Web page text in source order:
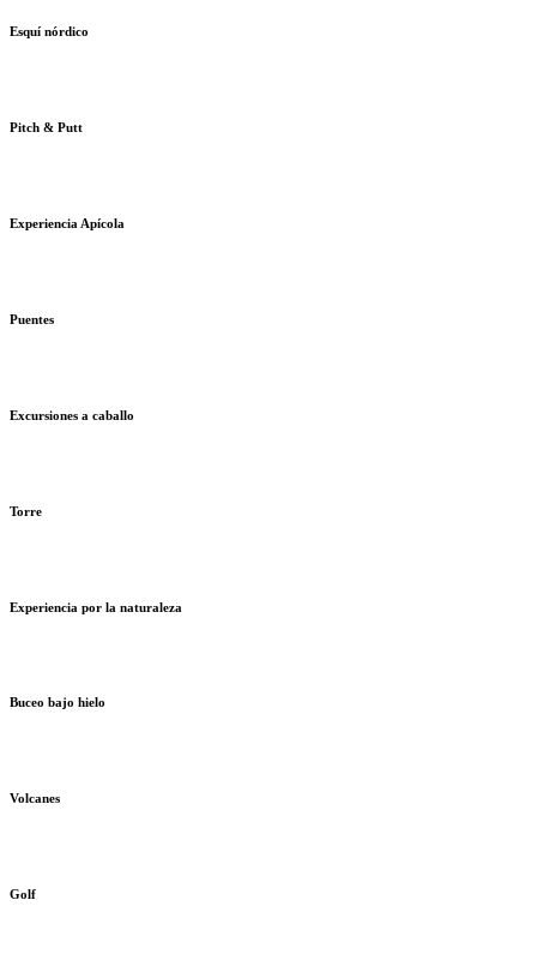
Esquí nórdico
Pitch & Putt
Experiencia Apícola
Puentes
Excursiones a caballo
Torre
Experiencia por la naturaleza
Buceo bajo hielo
Volcanes
Golf